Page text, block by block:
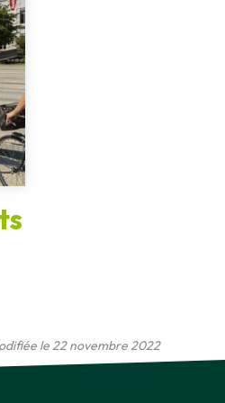
le 22 novembre 2022